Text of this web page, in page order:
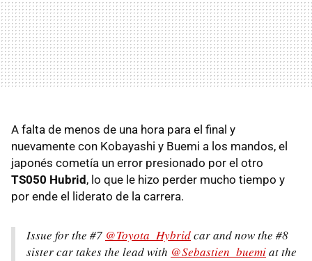
A falta de menos de una hora para el final y
nuevamente con Kobayashi y Buemi a los mandos, el
japonés cometía un error presionado por el otro
TS050 Hubrid, lo que le hizo perder mucho tiempo y
por ende el liderato de la carrera.
Issue for the #7 @Toyota_Hybridcar and now the #8
sister car takes the lead with @Sebastien_buemiat the